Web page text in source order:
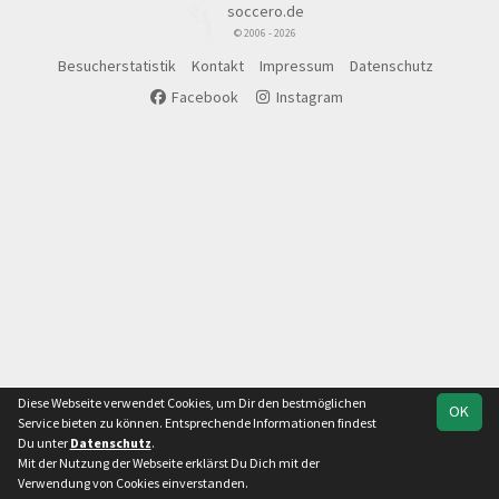
soccero.de
© 2006 - 2026
Besucherstatistik Kontakt Impressum
Datenschutz
Facebook
Instagram
OK
Diese Webseite verwendet Cookies, um Dir den bestmöglichen
Service bieten zu können. Entsprechende Informationen findest
Du unter Datenschutz.
Mit der Nutzung der Webseite erklärst Du Dich mit der
Verwendung von Cookies einverstanden.